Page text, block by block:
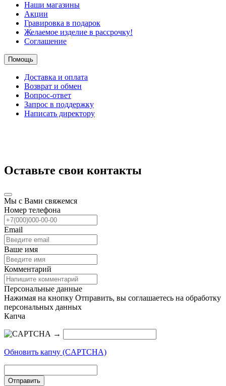
Наши магазины
Акции
Гравировка в подарок
Желаемое изделие в рассрочку!
Соглашение
Помощь
Доставка и оплата
Возврат и обмен
Вопрос-ответ
Запрос в поддержку
Написать директору
Оставьте свои контакты
Мы с Вами свяжемся
Номер телефона
Email
Ваше имя
Комментарий
Персональные данные
Нажимая на кнопку Отправить, вы соглашаетесь на обработку
персональных данных
Капча
→
Обновить капчу (CAPTCHA)
Отправить